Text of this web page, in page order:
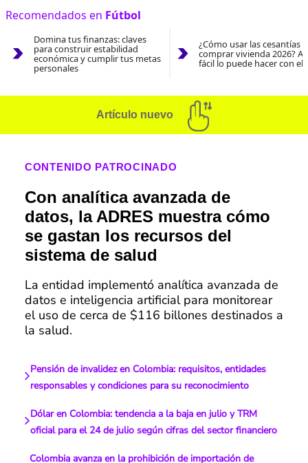
Recomendados en Fútbol
Domina tus finanzas: claves
para construir estabilidad
económica y cumplir tus metas
personales
¿Cómo usar las cesantías
comprar vivienda 2026?
fácil lo puede hacer con el
Artículo nuevo
CONTENIDO PATROCINADO
Con analítica avanzada de
datos, la ADRES muestra cómo
se gastan los recursos del
sistema de salud
La entidad implementó analítica avanzada de
datos e inteligencia artificial para monitorear
el uso de cerca de $116 billones destinados a
la salud.
Pensión de invalidez en Colombia: requisitos, entidades
responsables y condiciones para su reconocimiento
Dólar en Colombia: tendencia a la baja en julio y TRM
oficial para el 24 de julio según cifras del sector financiero
Colombia avanza en la prohibición de importación de